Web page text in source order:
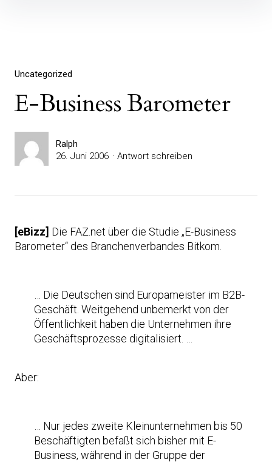
Uncategorized
E-Business Barometer
Ralph
26. Juni 2006
Antwort schreiben
[eBizz] Die FAZ.net über die Studie „E-Business
Barometer“ des Branchenverbandes Bitkom.
… Die Deutschen sind Europameister im B2B-
Geschäft. Weitgehend unbemerkt von der
Öffentlichkeit haben die Unternehmen ihre
Geschäftsprozesse digitalisiert. …
Aber:
… Nur jedes zweite Kleinunternehmen bis 50
Beschäftigten befaßt sich bisher mit E-
Business, während in der Gruppe der